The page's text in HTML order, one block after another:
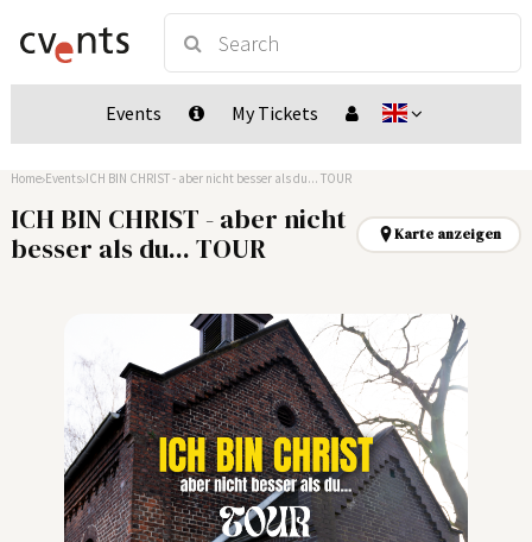
Events My Tickets
Home Events ICH BIN CHRIST - aber nicht besser als du... TOUR
ICH BIN CHRIST - aber nicht
besser als du... TOUR
Karte anzeigen